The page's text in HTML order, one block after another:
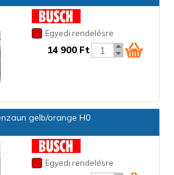
Egyedi rendelésre
14 900 Ft
gelb/orange H0
Egyedi rendelésre